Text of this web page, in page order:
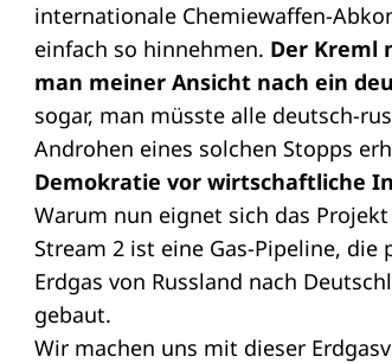
internationale Chemiewaffen-
einfach so hinnehmen. Der Kreml
man meiner Ansicht nach ein
sogar, man müsste alle deutsch-
Androhen eines solchen Stopps
Demokratie vor wirtschaftliche
Warum nun eignet sich das
Stream 2 ist eine Gas-Pipeline,
Erdgas von Russland nach
gebaut.
Wir machen uns mit dieser